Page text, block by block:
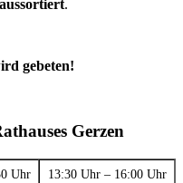
aussortiert.
gebeten!
Gerzen
Uhr 13:30 Uhr – 16:00 Uhr